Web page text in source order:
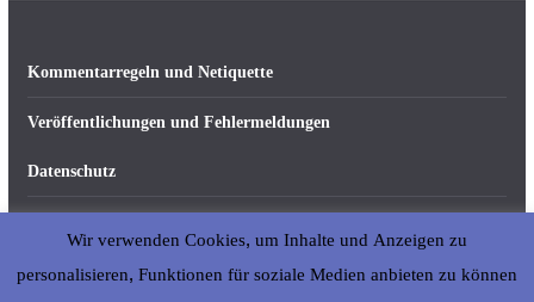
Kommentarregeln und Netiquette
Veröffentlichungen und Fehlermeldungen
Datenschutz
Impressum
Über abseits-ka.de
Wir verwenden Cookies, um Inhalte und Anzeigen zu
personalisieren, Funktionen für soziale Medien anbieten zu können